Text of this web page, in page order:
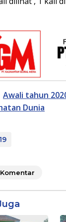
Awali tahun
Dunia
Komentar